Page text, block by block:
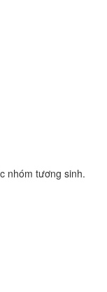
nhóm tương sinh.